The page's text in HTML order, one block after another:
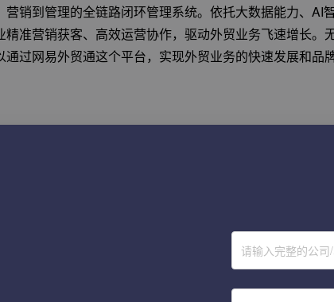
销到管理的全链路闭环管理系统。依托大数据能力、AI
准营销获客、高效运营协作，驱动外贸业务飞速增长。
过网易外贸通这个平台，实现外贸业务的快速发展和品
请输入完整的公司